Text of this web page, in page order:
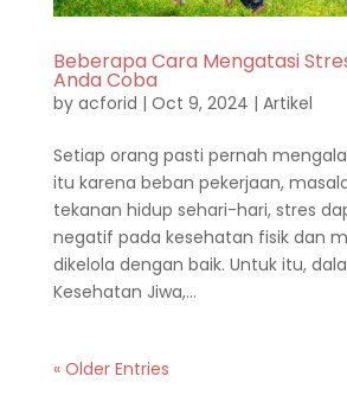
Beberapa Cara Mengatasi
Anda Coba
by acforid | Oct 9, 2024 | Artikel
Setiap orang pasti pernah
itu karena beban pekerjaan,
tekanan hidup sehari-hari, stres
negatif pada kesehatan fisik dan
dikelola dengan baik. Untuk itu,
Kesehatan Jiwa,...
« Older Entries